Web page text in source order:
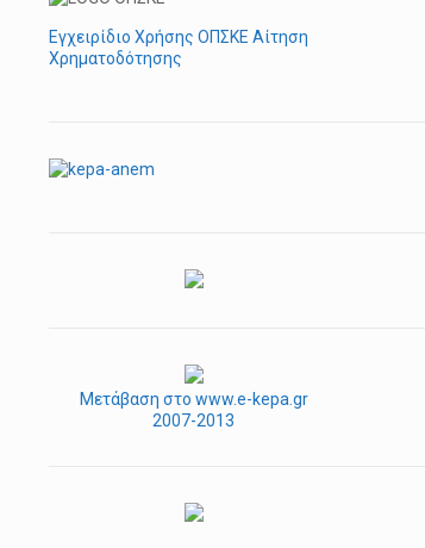
Εγχειρίδιο Χρήσης ΟΠΣΚΕ Αίτηση
Χρηματοδότησης
Μετάβαση στο www.e-kepa.gr
2007-2013